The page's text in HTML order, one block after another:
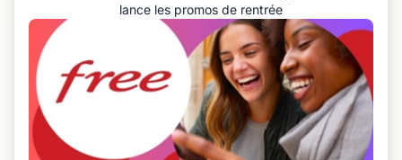
lance les promos de rentrée